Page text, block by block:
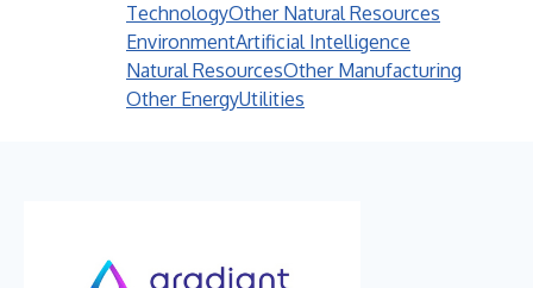
TechnologyOther Natural Resources
EnvironmentArtificial Intelligence
Natural ResourcesOther Manufacturing
Other EnergyUtilities